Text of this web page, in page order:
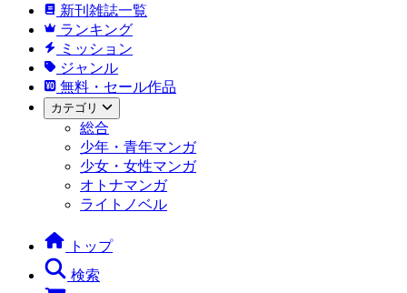
新刊雑誌一覧
ランキング
ミッション
ジャンル
無料・セール作品
カテゴリ
総合
少年・青年マンガ
少女・女性マンガ
オトナマンガ
ライトノベル
トップ
検索